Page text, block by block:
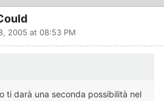
2005 at 08:53 PM
ti darà una seconda possibilità nel